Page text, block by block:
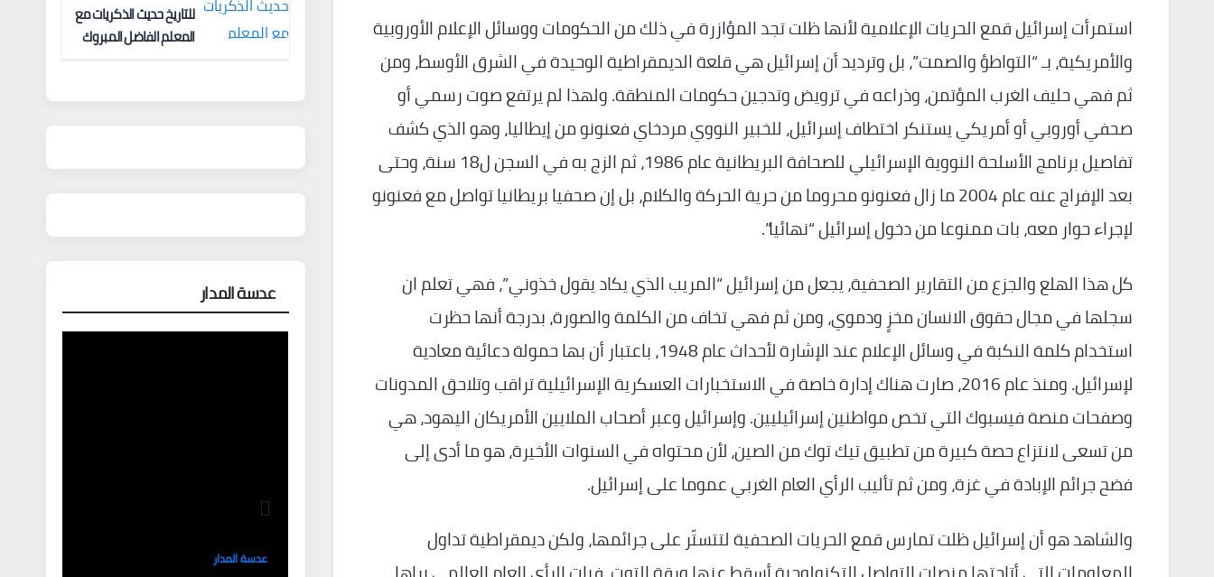
استمرأت إسرائيل قمع الحريات الإعلامية لأنها ظلت تجد المؤازرة في ذلك من الحكومات ووسائل الإعلام الأوروبية
والأمريكية، بـ “التواطؤ والصمت”، بل وترديد أن إسرائيل هي قلعة الديمقراطية الوحيدة في الشرق الأوسط، ومن
ثم فهي حليف الغرب المؤتمن، وذراعه في ترويض وتدجين حكومات المنطقة. ولهذا لم يرتفع صوت رسمي أو
صحفي أوروبي أو أمريكي يستنكر اختطاف إسرائيل، للخبير النووي مردخاي فعنونو من إيطاليا، وهو الذي كشف
تفاصيل برنامج الأسلحة النووية الإسرائيلي للصحافة البريطانية عام 1986، ثم الزج به في السجن ل18 سنة، وحتى
بعد الإفراج عنه عام 2004 ما زال فعنونو محروما من حرية الحركة والكلام، بل إن صحفيا بريطانيا تواصل مع فعنونو
لإجراء حوار معه، بات ممنوعا من دخول إسرائيل “نهائيا”.
كل هذا الهلع والجزع من التقارير الصحفية، يجعل من إسرائيل “المريب الذي يكاد يقول خذوني”، فهي تعلم ان
سجلها في مجال حقوق الانسان مخزٍ ودموي، ومن ثم فهي تخاف من الكلمة والصورة، بدرجة أنها حظرت
استخدام كلمة النكبة في وسائل الإعلام عند الإشارة لأحداث عام 1948، باعتبار أن بها حمولة دعائية معادية
لإسرائيل. ومنذ عام 2016، صارت هناك إدارة خاصة في الاستخبارات العسكرية الإسرائيلية تراقب وتلاحق المدونات
وصفحات منصة فيسبوك التي تخص مواطنين إسرائيليين. وإسرائيل وعبر أصحاب الملايين الأمريكان اليهود، هي
من تسعى لانتزاع حصة كبيرة من تطبيق تيك توك من الصين، لأن محتواه في السنوات الأخيرة، هو ما أدى إلى
فضح جرائم الإبادة في غزة، ومن ثم تأليب الرأي العام الغربي عموما على إسرائيل.
والشاهد هو أن إسرائيل ظلت تمارس قمع الحريات الصحفية لتتستّر على جرائمها، ولكن ديمقراطية تداول
للتاريخ حديث الذكريات مع
المعلم الفاضل المبروك
عدسة المدار
عدسة المدار